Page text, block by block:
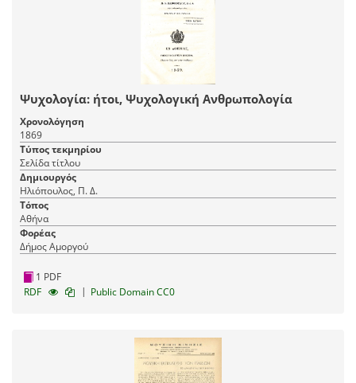
Ψυχολογία: ήτοι, Ψυχολογική Ανθρωπολογία
Χρονολόγηση
1869
Τύπος τεκμηρίου
Σελίδα τίτλου
Δημιουργός
Ηλιόπουλος, Π. Δ.
Τόπος
Αθήνα
Φορέας
Δήμος Αμοργού
1 PDF
RDF
| Public Domain CC0